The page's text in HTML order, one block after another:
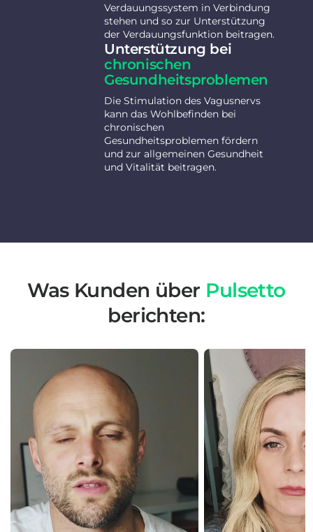
Verdauungssystem in Verbindung
stehen und so zur Unterstützung
der Verdauungsfunktion beitragen.
Unterstützung bei
chronischen
Gesundheitsproblemen
Die Stimulation des Vagusnervs
kann das Wohlbefinden bei
chronischen
Gesundheitsproblemen fördern
und zur allgemeinen Gesundheit
und Vitalität beitragen.
Was Kunden über Pulsetto
berichten: